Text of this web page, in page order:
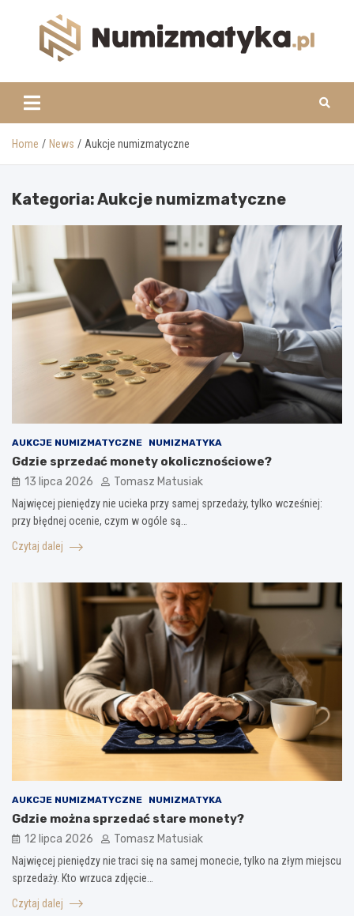
www.numizmatyka.pl
Home News Aukcje numizmatyczne
Kategoria:Aukcje numizmatyczne
AUKCJE NUMIZMATYCZNE NUMIZMATYKA
Gdzie sprzedać monety okolicznościowe?
13 lipca 2026 Tomasz Matusiak
Najwięcej pieniędzy nie ucieka przy samej sprzedaży, tylko wcześniej:
przy błędnej ocenie, czym w ogóle są…
Czytaj dalej
AUKCJE NUMIZMATYCZNE NUMIZMATYKA
Gdzie można sprzedać stare monety?
12 lipca 2026 Tomasz Matusiak
Najwięcej pieniędzy nie traci się na samej monecie, tylko na złym miejscu
sprzedaży. Kto wrzuca zdjęcie…
Czytaj dalej